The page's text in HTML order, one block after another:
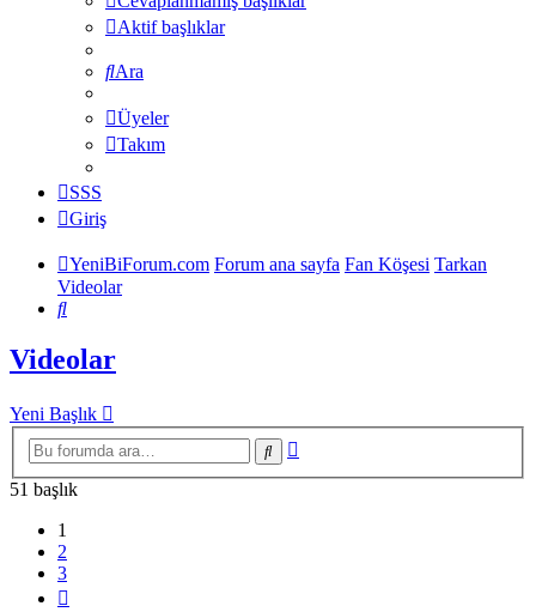
Aktif başlıklar
Ara
Üyeler
Takım
SSS
Giriş
YeniBiForum.com Forum ana sayfa Fan Köşesi Tarkan
Videolar
Ara
Videolar
Yeni Başlık
Ara
51 başlık
1
2
3